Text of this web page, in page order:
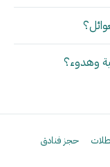
وهدوء؟
حجز فنادق